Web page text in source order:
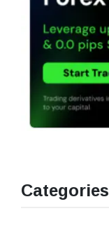
Categories